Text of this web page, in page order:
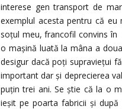
interese gen transport de
exemplul acesta pentru că
soțul meu, francofil convins în
o mașină luată la mâna a
desigur dacă poți supraviețui
important dar și deprecierea
puțin trei ani. Se știe că la o
ieșit pe poarta fabricii și